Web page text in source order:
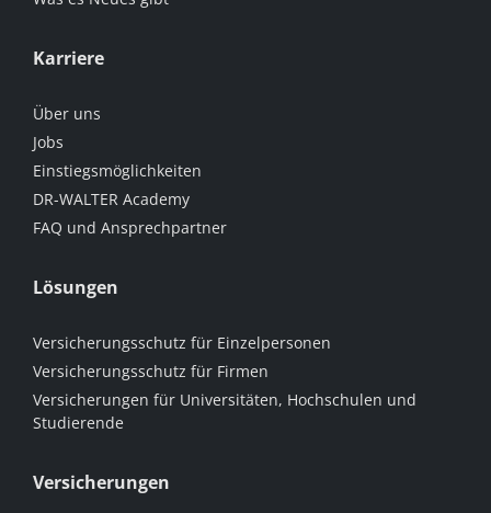
Karriere
Über uns
Jobs
Einstiegsmöglichkeiten
DR-WALTER Academy
FAQ und Ansprechpartner
Lösungen
Versicherungsschutz für Einzelpersonen
Versicherungsschutz für Firmen
Versicherungen für Universitäten, Hochschulen und
Studierende
Versicherungen